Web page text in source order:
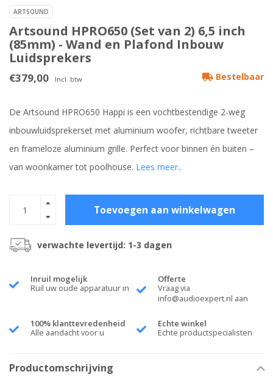
ARTSOUND
Artsound HPRO650 (Set van 2) 6,5 inch
(85mm) - Wand en Plafond Inbouw
Luidsprekers
€379,00 Incl. btw Bestelbaar
De Artsound HPRO650 Happi is een vochtbestendige 2-weg
inbouwluidsprekerset met aluminium woofer, richtbare tweeter
en frameloze aluminium grille. Perfect voor binnen én buiten –
van woonkamer tot poolhouse. Lees meer..
Toevoegen aan winkelwagen
verwachte levertijd: 1-3 dagen
Inruil mogelijk
Ruil uw oude apparatuur in
Offerte
Vraag via
info@audioexpert.nl aan
100% klanttevredenheid
Alle aandacht voor u
Echte winkel
Echte productspecialisten
Productomschrijving